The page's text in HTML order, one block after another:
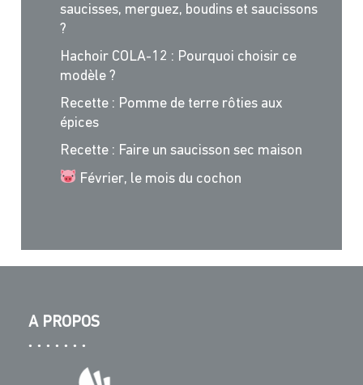
saucisses, merguez, boudins et saucissons
?
Hachoir COLA-12 : Pourquoi choisir ce
modèle ?
Recette : Pomme de terre rôties aux
épices
Recette : Faire un saucisson sec maison
Février, le mois du cochon
A PROPOS